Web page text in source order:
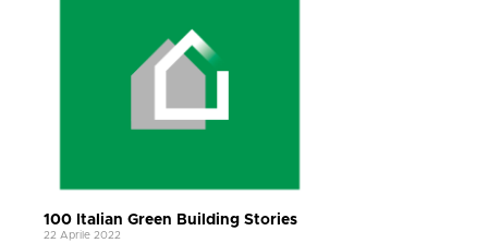
100 Italian Green Building Stories
22 Aprile 2022